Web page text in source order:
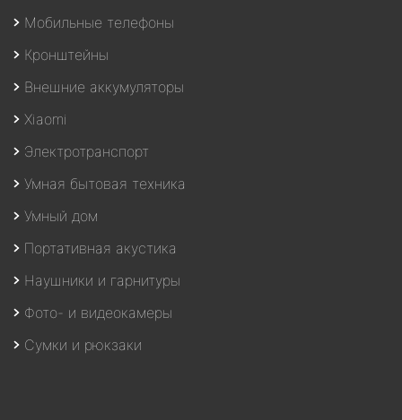
Мобильные телефоны
Кронштейны
Внешние аккумуляторы
Xiaomi
Электротранспорт
Умная бытовая техника
Умный дом
Портативная акустика
Наушники и гарнитуры
Фото- и видеокамеры
Сумки и рюкзаки